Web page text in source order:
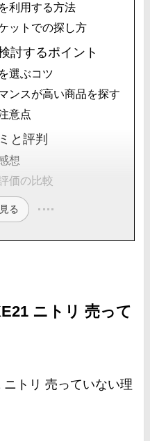
利用する方法
ットでの探し方
討するポイント
選ぶコツ
ンスが高い商品を探す
意点
と評判
想
価の比較
る
ニトリ 売って
トリ 売っていない理